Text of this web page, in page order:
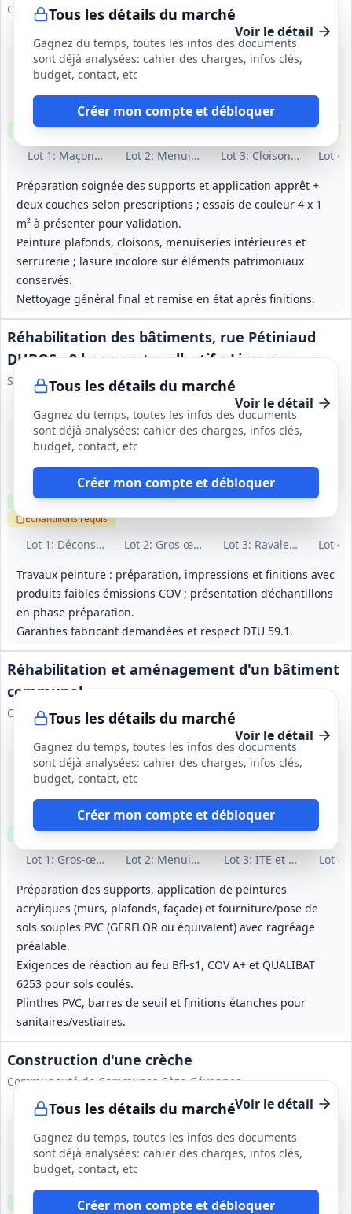
Tous les détails du marché
Gagnez du temps, toutes les infos des documents
sont déjà analysées: cahier des charges, infos clés,
budget, contact, etc
Créer mon compte et débloquer
Commune de Calvisson
Voir le détail
Lot 1 : Maçonnerie / Carrelage
Lot 2: Menuiserie bois et garde-corps
Lot 3: Cloisons, Lot 4
Préparation soignée des supports et application apprêt +
deux couches selon prescriptions ; essais de couleur 4 x 1
m² à présenter pour validation.
Peinture plafonds, cloisons, menuiseries intérieures et
serrurerie ; lasure incolore sur éléments patrimoniaux
conservés.
Nettoyage général final et remise en état après finitions.
10 août 2026
Calvisson (30)
5 mois (à partir du 20/07/2026)
Clause environnementale Visiterequise Échantillonsrequis
Tous les détails du marché
Gagnez du temps, toutes les infos des documents
sont déjà analysées: cahier des charges, infos clés,
budget, contact, etc
Créer mon compte et débloquer
Réhabilitation des bâtiments, rue Pétiniaud
DUBOS - 9 logements collectifs, Limoges
SA NOALIS
Voir le détail
Lot 1 : Déconstruction / curage intérieur
Lot 2: Gros œuvre - VRD
Lot 3: Ravalement Lot 4
Travaux peinture : préparation, impressions et finitions avec
produits faibles émissions COV ; présentation d’échantillons
en phase préparation.
Garanties fabricant demandées et respect DTU 59.1.
12 août 2026
Limoges (87)
Clause environnementale Clause sociale Visiteoptionnelle
Échantillonsrequis
Tous les détails du marché
Gagnez du temps, toutes les infos des documents
sont déjà analysées: cahier des charges, infos clés,
budget, contact, etc
Créer mon compte et débloquer
Réhabilitation et aménagement d'un bâtiment
communal
Commune d'ARGELÈS-SUR-MER
Voir le détail
Lot 1 : Gros‑œuvre Lot 2: Menuiseries aluminium
Lot 3: ITE et enduitsLot 4
Préparation des supports, application de peintures
acryliques (murs, plafonds, façade) et fourniture/pose de
sols souples PVC (GERFLOR ou équivalent) avec ragréage
préalable.
Exigences de réaction au feu Bfl‑s1, COV A+ et QUALIBAT
6253 pour sols coulés.
Plinthes PVC, barres de seuil et finitions étanches pour
sanitaires/vestiaires.
17 août 2026
Argelès-sur-Mer (66)
Clause environnementale Visiterequise
Tous les détails du marché
Gagnez du temps, toutes les infos des documents
sont déjà analysées: cahier des charges, infos clés,
budget, contact, etc
Créer mon compte et débloquer
Construction d'une crèche
Communauté de Communes Cèze-Cévennes
Voir le détail
18 août 2026
Meyrannes (30)
14 mois (y compris période de préparation)
Clause environnementale Clause sociale Visite